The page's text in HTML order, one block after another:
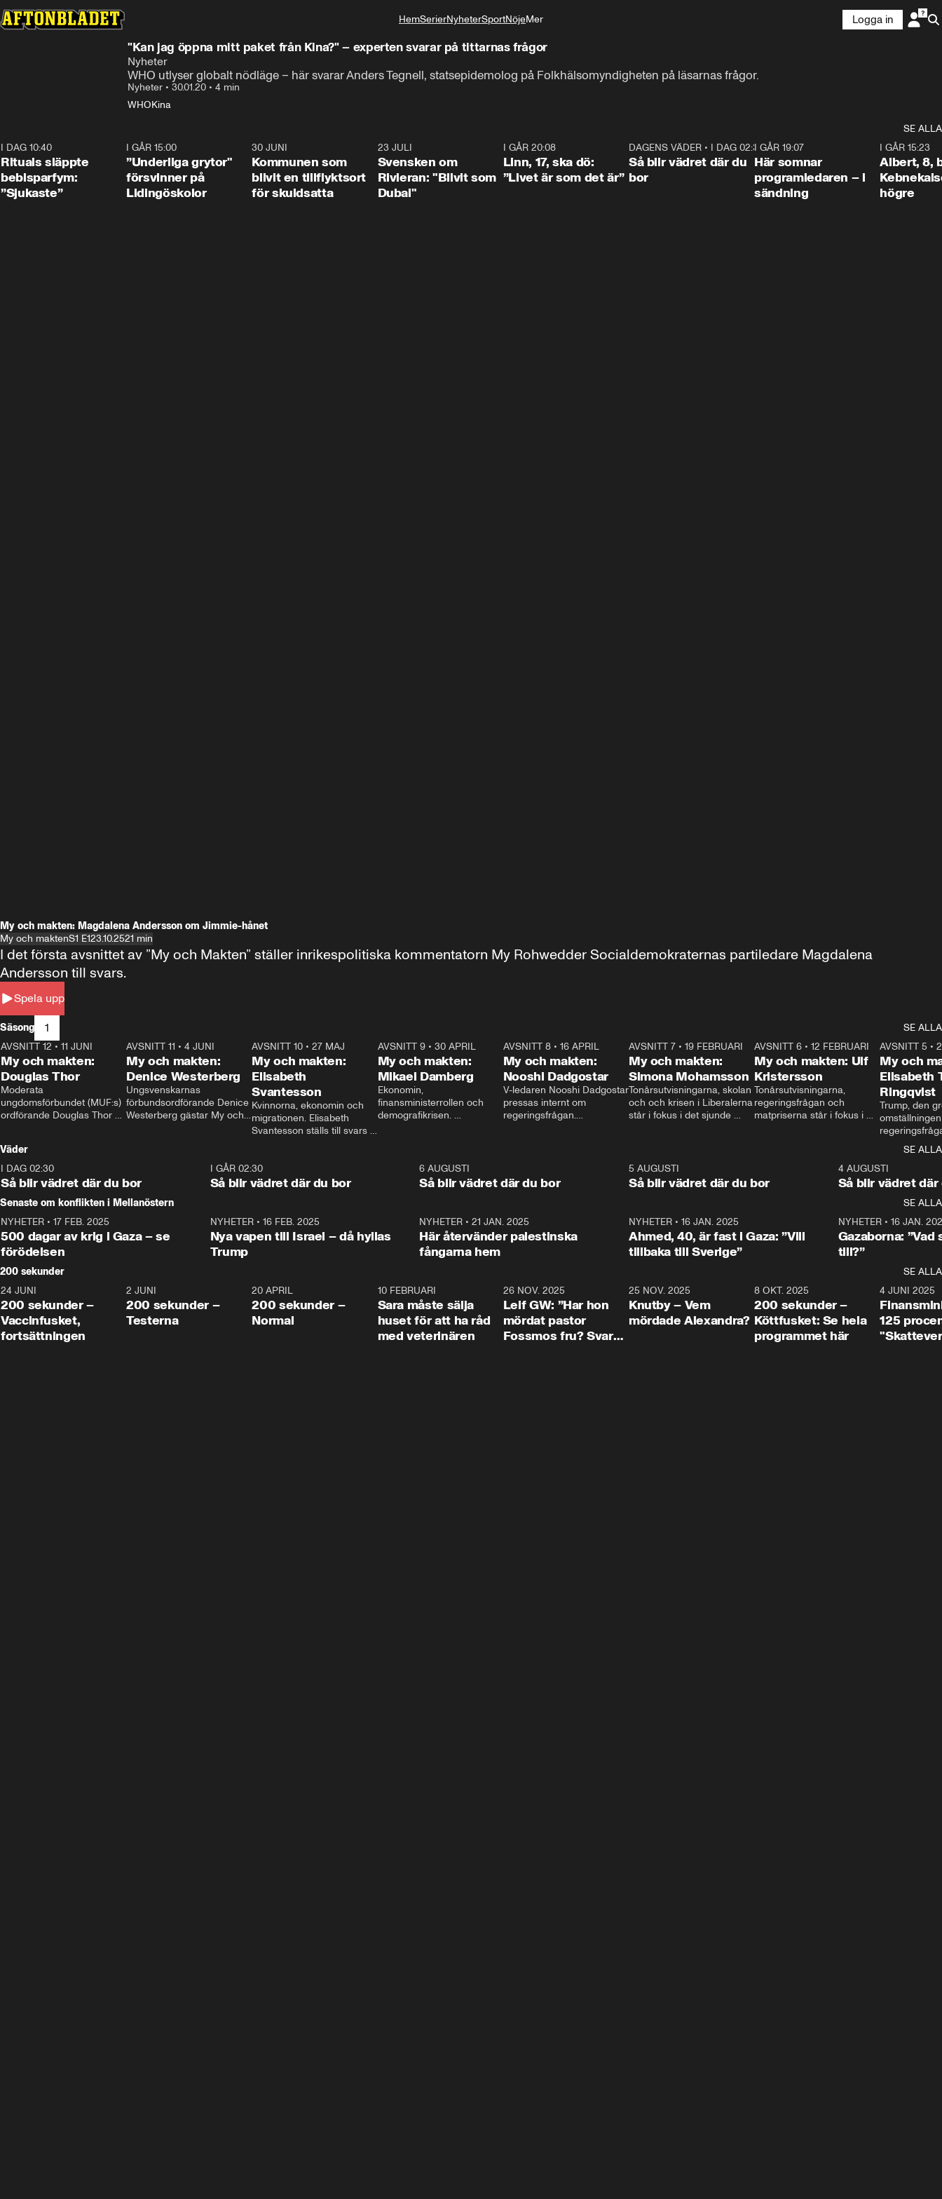
HemSerierNyheterSportNöjeMer
Livsstil
Logga in
"Kan jag öppna mitt paket från Kina?" – experten svarar på tittarnas frågor
Nyheter
WHO utlyser globalt nödläge – här svarar Anders Tegnell, statsepidemolog på Folkhälsomyndigheten på läsarnas frågor.
Nyheter • 30.01.20 • 4 min
WHOKina
SE ALLA
I DAG 10:40
Rituals släppte
bebisparfym:
”Sjukaste”
1:07
I GÅR 15:00
”Underliga grytor"
försvinner på
Lidingöskolor
30 JUNI
Kommunen som
blivit en tillflyktsort
för skuldsatta
23 JULI
Svensken om
Rivieran: "Blivit som
Dubai"
I GÅR 20:08
Linn, 17, ska dö:
”Livet är som det är”
1:06
DAGENS VÄDER• I DAG 02:30
Så blir vädret där du
bor
I GÅR 19:07
Här somnar
programledaren – i
sändning
I GÅR 15:23
Albert, 8,
högre
My och makten: Magdalena Andersson om Jimmie-hånet
My och maktenS1 E123.10.2521 min
Spela upp
I det första avsnittet av ”My och Makten” ställer inrikespolitiska kommentatorn My Rohwedder Socialdemokraternas partiledare Magdalena
Andersson till svars.
Säsong 1
SE ALLA
26:27
AVSNITT 12 • 11 JUNI
My och makten:
Douglas Thor
Moderata
ungdomsförbundet (MUF:s)
ordförande Douglas Thor
tonårsutvisningarna och hur
Moderaterna ska locka
väljare till valet i höst.
23:40
AVSNITT 11 •4 JUNI
My och makten:
Denice Westerberg
Ungsvenskarnas
förbundsordförande Denice
Westerberg gästar My och
AVSNITT 10 •27 MAJ
My och makten:
Elisabeth
Svantesson
Kvinnorna, ekonomin och
migrationen. Elisabeth
Svantesson ställs till svars
AVSNITT 9• 30 APRIL
My och makten:
Mikael Damberg
Ekonomin,
finansministerrollen och
demografikrisen.
och Makten.
AVSNITT 8• 16 APRIL
My och makten:
Nooshi Dadgostar
V-ledaren Nooshi Dadgostar
pressas internt om
regeringsfrågan.
– Vi ställer upp i val. Ska vi
vara med så sitter vi förstås
24:30
AVSNITT 7• 19 FEBRUARI
My och makten:
Simona Mohamsson
Tonårsutvisningarna, skolan
och och krisen i Liberalerna
står i fokus i det sjunde
kommentator My
Rohwedder ställer
utbildnings- och
Mohamsson till svars.
27:30
AVSNITT 6 •12 FEBRUARI
My och makten: Ulf
Kristersson
Tonårsutvisningarna,
regeringsfrågan och
matpriserna står i fokus i
Rohwedder ställer
statsminister Ulf Kristersson
AVSNITT 5 •
My och
Elisabeth
Ringqvist
Trump, den
centrum i
avsnittet av
Makten”. Se
Aftonbladets
Rohwedder
Thand Ring
Väder
SE ALLA
I DAG 02:30
Så blir vädret där du bor
1:06
I GÅR 02:30
Så blir vädret där du bor
6 AUGUSTI
Så blir vädret där du bor
5 AUGUSTI
Så blir vädret där du bor
4 AUGUSTI
Så blir vädret där
Senaste om konflikten i Mellanöstern
SE ALLA
NYHETER • 17 FEB. 2025
500 dagar av krig i Gaza – se
förödelsen
NYHETER• 16 FEB. 2025
Nya vapen till Israel – då hyllas
Trump
NYHETER •21 JAN. 2025
Här återvänder palestinska
fångarna hem
NYHETER• 16 JAN. 2025
Ahmed, 40, är fast i Gaza: ”Vill
tillbaka till Sverige”
NYHETER• 16 JAN.
Gazaborna:
till?”
200 sekunder
SE ALLA
5:00
24 JUNI
200 sekunder –
Vaccinfusket,
fortsättningen
4:23
2 JUNI
200 sekunder –
Testerna
20 APRIL
200 sekunder –
Normal
10 FEBRUARI
Sara måste sälja
huset för att ha råd
med veterinären
26 NOV. 2025
Leif GW: ”Har hon
mördat pastor
Fossmos fru? Svar
31:05
25 NOV. 2025
Knutby – Vem
mördade Alexandra?
4:29
8 OKT. 2025
200 sekunder –
Köttfusket: Se hela
programmet här
4 JUNI 2025
125